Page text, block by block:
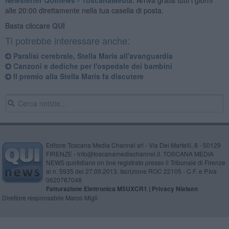
alle 20:00 direttamente nella tua casella di posta.
Basta cliccare QUI
Ti potrebbe interessare anche:
Paralisi cerebrale, Stella Maris all'avanguardia
Canzoni e dediche per l'ospedale dei bambini
Il premio alla Stella Maris fa discutere
Editore Toscana Media Channel srl - Via Dei Martelli, 8 - 50129
FIRENZE - info@toscanamediachannel.it. TOSCANA MEDIA
NEWS quotidiano on line registrato presso il Tribunale di Firenze
al n. 5935 del 27.09.2013. Iscrizione ROC 22105 - C.F. e P.Iva
0620787048
Fatturazione Elettronica M5UXCR1 | Privacy Nielsen
Direttore responsabile Marco Migli